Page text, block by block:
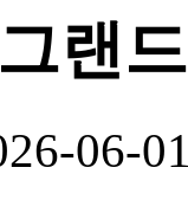
랜
06-